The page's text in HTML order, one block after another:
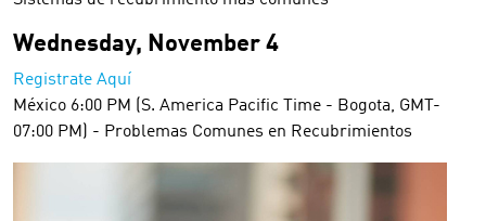
Wednesday, November 4
Registrate Aquí
México 6:00 PM (S. America Pacific Time - Bogota, GMT-
07:00 PM) - Problemas Comunes en Recubrimientos